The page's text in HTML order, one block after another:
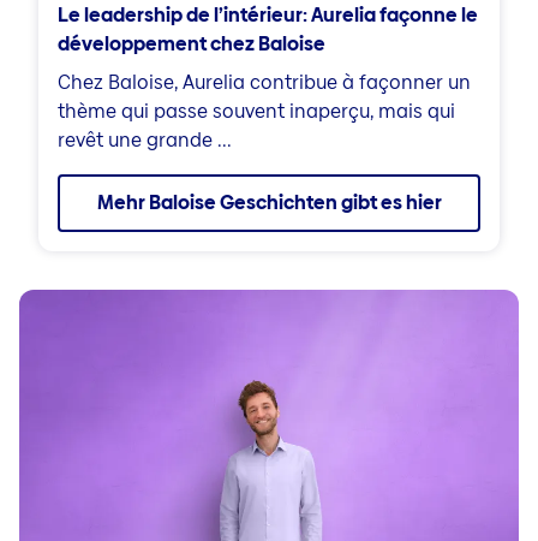
Le leadership de l’intérieur: Aurelia façonne le
développement chez Baloise
Chez Baloise, Aurelia contribue à façonner un
thème qui passe souvent inaperçu, mais qui
revêt une grande ...
Mehr Baloise Geschichten gibt es hier